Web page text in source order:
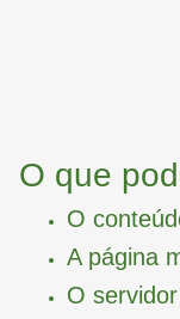
O que
O
A página
O